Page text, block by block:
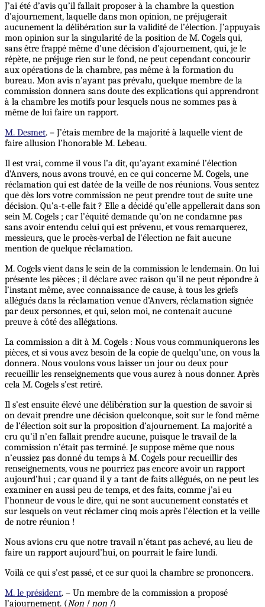
J’ai été d’avis qu’il fallait proposer à la chambre la question
d’ajournement, laquelle dans mon opinion, ne préjugerait
aucunement la délibération sur la validité de l’élection. J’appuyais
mon opinion sur la singularité de la position de M. Cogels qui,
sans être frappé même d’une décision d’ajournement, qui, je le
répète, ne préjuge rien sur le fond, ne peut cependant concourir
aux opérations de la chambre, pas même à la formation du
bureau. Mon avis n’ayant pas prévalu, quelque membre de la
commission donnera sans doute des explications qui apprendront
à la chambre les motifs pour lesquels nous ne sommes pas à
même de lui faire un rapport.
M. Desmet. – J’étais membre de la majorité à laquelle vient de
faire allusion l’honorable M. Lebeau.
Il est vrai, comme il vous l’a dit, qu’ayant examiné l’élection
d’Anvers, nous avons trouvé, en ce qui concerne M. Cogels, une
réclamation qui est datée de la veille de nos réunions. Vous sentez
que dès lors votre commission ne peut prendre tout de suite une
décision. Qu’a-t-elle fait ? Elle a décidé qu’elle appellerait dans son
sein M. Cogels ; car l’équité demande qu’on ne condamne pas
sans avoir entendu celui qui est prévenu, et vous remarquerez,
messieurs, que le procès-verbal de l'élection ne fait aucune
mention de quelque réclamation.
M. Cogels vient dans le sein de la commission le lendemain. On lui
présente les pièces ; il déclare avec raison qu’il ne peut répondre à
l’instant même, avec connaissance de cause, à tous les griefs
allégués dans la réclamation venue d’Anvers, réclamation signée
par deux personnes, et qui, selon moi, ne contenait aucune
preuve à côté des allégations.
La commission a dit à M. Cogels : Nous vous communiquerons les
pièces, et si vous avez besoin de la copie de quelqu’une, on vous la
donnera. Nous voulons vous laisser un jour ou deux pour
recueillir les renseignements que vous aurez à nous donner. Après
cela M. Cogels s’est retiré.
Il s’est ensuite élevé une délibération sur la question de savoir si
on devait prendre une décision quelconque, soit sur le fond même
de l’élection soit sur la proposition d’ajournement. La majorité a
cru qu’il n’en fallait prendre aucune, puisque le travail de la
commission n’était pas terminé. Je suppose même que nous
n’eussiez pas donné du temps à M. Cogels pour recueillir des
renseignements, vous ne pourriez pas encore avoir un rapport
aujourd’hui ; car quand il y a tant de faits allégués, on ne peut les
examiner en aussi peu de temps, et des faits, comme j’ai eu
l’honneur de vous le dire, qui ne sont aucunement constatés et
sur lesquels on veut réclamer cinq mois après l’élection et la veille
de notre réunion !
Nous avions cru que notre travail n’étant pas achevé, au lieu de
faire un rapport aujourd’hui, on pourrait le faire lundi.
Voilà ce qui s’est passé, et ce sur quoi la chambre se prononcera.
M. le président. – Un membre de la commission a proposé
l’ajournement. (Non ! non !)